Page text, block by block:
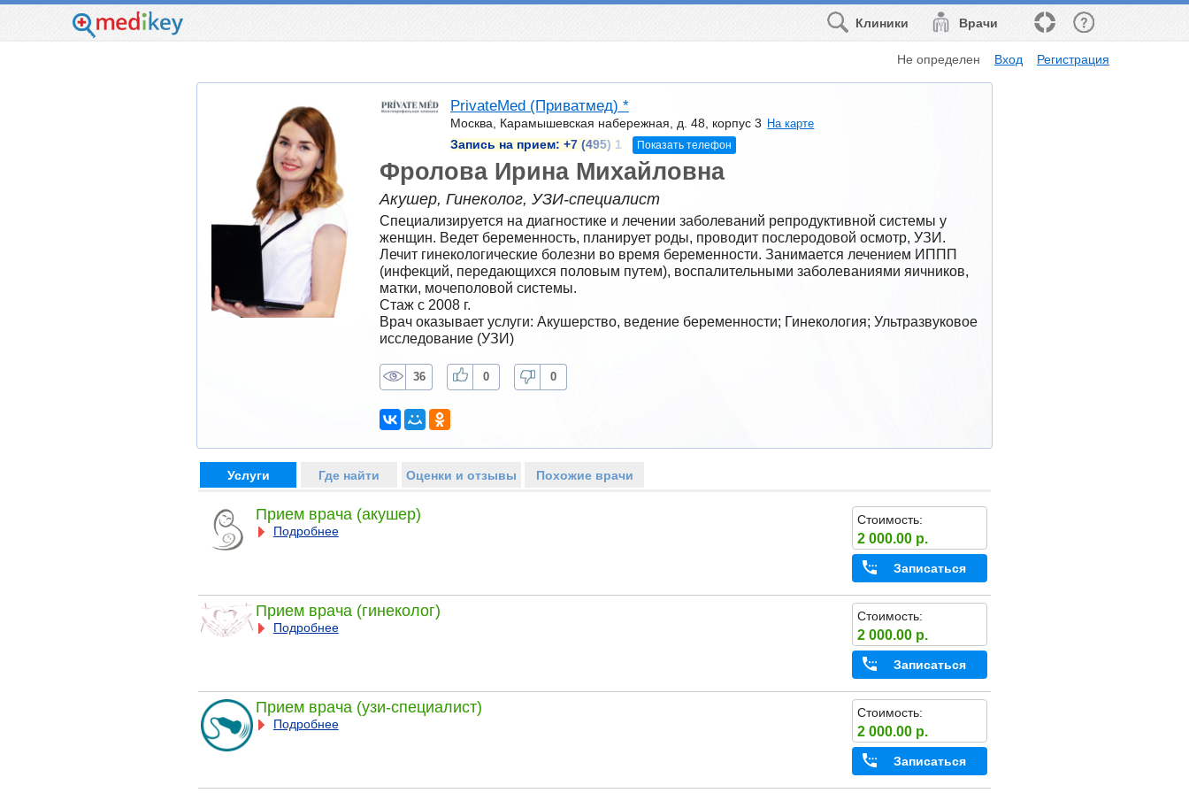
Врачи
Клиники
Не определен Вход Регистрация
PrivateMed (Приватмед) *
Москва, Карамышевская набережная, д. 48, корпус 3 На карте
Запись на прием: +7 (495) 1 Показать телефон
Фролова Ирина Михайловна
Акушер, Гинеколог, УЗИ-специалист
Специализируется на диагностике и лечении заболеваний репродуктивной системы у
женщин. Ведет беременность, планирует роды, проводит послеродовой осмотр, УЗИ.
Лечит гинекологические болезни во время беременности. Занимается лечением ИППП
(инфекций, передающихся половым путем), воспалительными заболеваниями яичников,
матки, мочеполовой системы.
Стаж с 2008 г.
Врач оказывает услуги: Акушерство, ведение беременности; Гинекология; Ультразвуковое
исследование (УЗИ)
36 0 0
Услуги Где найти Оценки и отзывы Похожие врачи
Прием врача (акушер)
Подробнее
Стоимость:
2 000.00 р.
Записаться
Прием врача (гинеколог)
Подробнее
Стоимость:
2 000.00 р.
Записаться
Прием врача (узи-специалист)
Подробнее
Стоимость:
2 000.00 р.
Записаться